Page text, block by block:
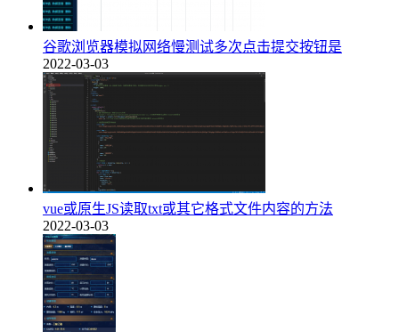
谷歌浏览器模拟网络慢测试多次点击提交按钮是
2022-03-03
vue或原生JS读取txt或其它格式文件内容的方法
2022-03-03